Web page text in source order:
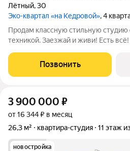
Лётный,30
Эко-квартал «на Кедровой», 4
Продам классную стильную
техникой. Заезжай и живи! Есть
новым владельцам! Делали ремонт
красиво, надёжно! Продаём в
Позвонить
3 900 000 ₽
от 16 344 ₽ в месяц
26,3 м²
квартира-студия 11 этаж
новостройка